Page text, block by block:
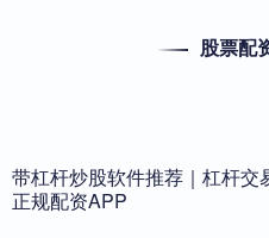
在当今瞬息万变的金融市场中，
的有效途径。铜仁期货配资平台
炒股配资代理 线上配资平台：
股票配
带杠杆炒股软件推荐｜杠杆交
正规配资APP